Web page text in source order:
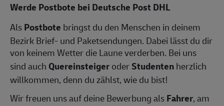
Werde Postbote bei Deutsche Post DHL
AlsPostbote bringst du den Menschen in deinem
Bezirk Brief- und Paketsendungen. Dabei lässt du dir
von keinem Wetter die Laune verderben. Bei uns
sind auch QuereinsteigeroderStudentenherzlich
willkommen, denn du zählst, wie du bist!
Wir freuen uns auf deine Bewerbung alsFahrer, am